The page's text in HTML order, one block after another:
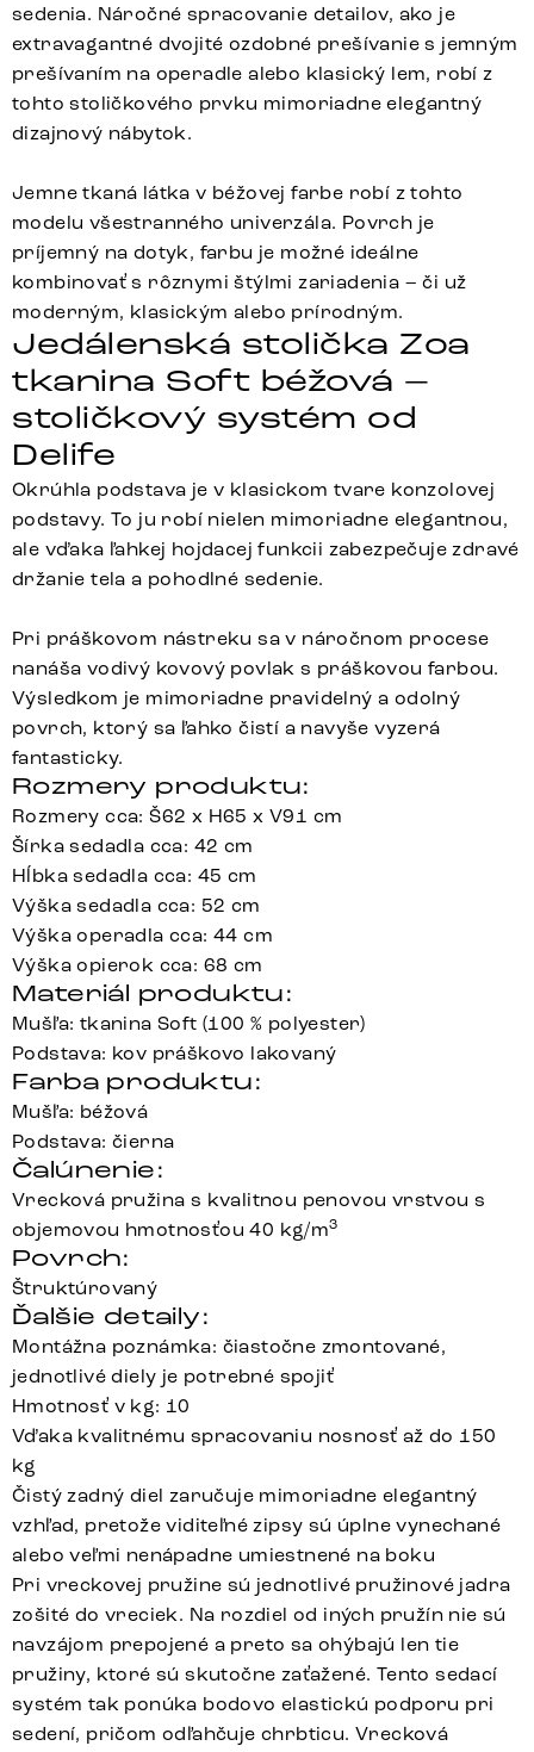
sedenia. Náročné spracovanie detailov, ako je
extravagantné dvojité ozdobné prešívanie s jemným
prešívaním na operadle alebo klasický lem, robí z
tohto stoličkového prvku mimoriadne elegantný
dizajnový nábytok.
Jemne tkaná látka v béžovej farbe robí z tohto
modelu všestranného univerzála. Povrch je
príjemný na dotyk, farbu je možné ideálne
kombinovať s rôznymi štýlmi zariadenia – či už
moderným, klasickým alebo prírodným.
Jedálenská stolička Zoa
tkanina Soft béžová –
stoličkový systém od
Delife
Okrúhla podstava je v klasickom tvare konzolovej
podstavy. To ju robí nielen mimoriadne elegantnou,
ale vďaka ľahkej hojdacej funkcii zabezpečuje zdravé
držanie tela a pohodlné sedenie.
Pri práškovom nástreku sa v náročnom procese
nanáša vodivý kovový povlak s práškovou farbou.
Výsledkom je mimoriadne pravidelný a odolný
povrch, ktorý sa ľahko čistí a navyše vyzerá
fantasticky.
Rozmery produktu:
Rozmery cca: Š62 x H65 x V91 cm
Šírka sedadla cca: 42 cm
Hĺbka sedadla cca: 45 cm
Výška sedadla cca: 52 cm
Výška operadla cca: 44 cm
Výška opierok cca: 68 cm
Materiál produktu:
Mušľa: tkanina Soft (100 % polyester)
Podstava: kov práškovo lakovaný
Farba produktu:
Mušľa: béžová
Podstava: čierna
Čalúnenie:
Vrecková pružina s kvalitnou penovou vrstvou s
objemovou hmotnosťou 40 kg/m3
Povrch:
Štruktúrovaný
Ďalšie detaily:
Montážna poznámka: čiastočne zmontované,
jednotlivé diely je potrebné spojiť
Hmotnosť v kg: 10
Vďaka kvalitnému spracovaniu nosnosť až do 150
kg
Čistý zadný diel zaručuje mimoriadne elegantný
vzhľad, pretože viditeľné zipsy sú úplne vynechané
alebo veľmi nenápadne umiestnené na boku
Pri vreckovej pružine sú jednotlivé pružinové jadra
zošité do vreciek. Na rozdiel od iných pružín nie sú
navzájom prepojené a preto sa ohýbajú len tie
pružiny, ktoré sú skutočne zaťažené. Tento sedací
systém tak ponúka bodovo elastickú podporu pri
sedení, pričom odľahčuje chrbticu. Vrecková